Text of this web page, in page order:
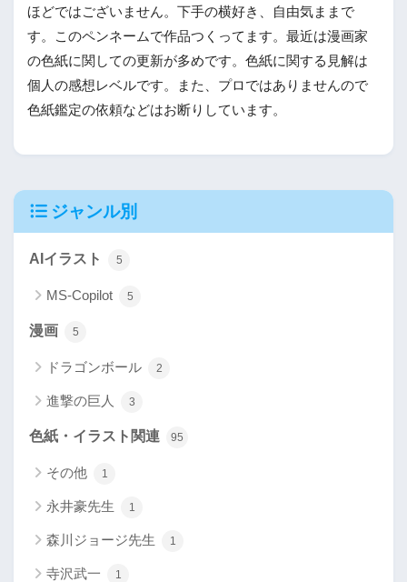
ほどではございません。下手の横好き、自由気ままで
す。このペンネームで作品つくってます。最近は漫画家
の色紙に関しての更新が多めです。色紙に関する見解は
個人の感想レベルです。また、プロではありませんので
色紙鑑定の依頼などはお断りしています。
ジャンル別
AIイラスト 5
MS-Copilot 5
漫画 5
ドラゴンボール 2
進撃の巨人 3
色紙・イラスト関連 95
その他 1
永井豪先生 1
森川ジョージ先生 1
寺沢武一 1